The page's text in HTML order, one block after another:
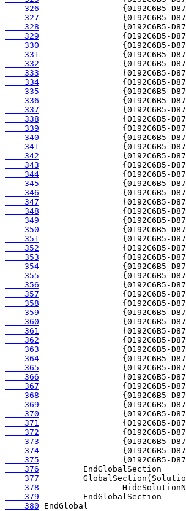
    326
    327
    328
    329
    330
    331
    332
    333
    334
    335
    336
    337
    338
    339
    340
    341
    342
    343
    344
    345
    346
    347
    348
    349
    350
    351
    352
    353
    354
    355
    356
    357
    358
    359
    360
    361
    362
    363
    364
    365
    366
    367
    368
    369
    370
    371
    372
    373
    374
    375
    376
    377
    378
    379
    380